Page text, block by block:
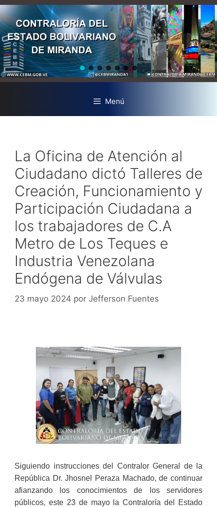
Menú
La Oficina de Atención al
Ciudadano dictó Talleres de
Creación, Funcionamiento y
Participación Ciudadana a
los trabajadores de C.A
Metro de Los Teques e
Industria Venezolana
Endógena de Válvulas
23 mayo 2024 por Jefferson Fuentes
Siguiendo instrucciones del Contralor General de la
República Dr. Jhosnel Peraza Machado, de continuar
afianzando los conocimientos de los servidores
públicos, este 23 de mayo la Contraloría del Estado